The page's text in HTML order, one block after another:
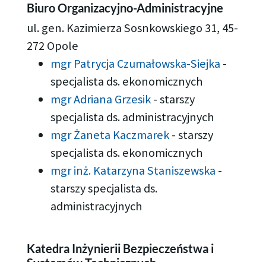
Biuro Organizacyjno-Administracyjne
ul. gen. Kazimierza Sosnkowskiego 31, 45-
272 Opole
mgr Patrycja Czumałowska-Siejka -
specjalista ds. ekonomicznych
mgr Adriana Grzesik-starszy
specjalista ds. administracyjnych
mgr Żaneta Kaczmarek-starszy
specjalista ds. ekonomicznych
mgr inż. Katarzyna Staniszewska -
starszy specjalista ds.
administracyjnych
Katedra Inżynierii Bezpieczeństwa i